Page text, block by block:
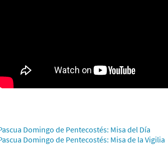
Domingo de Pentecostés: Misa del Día
Domingo de Pentecostés: Misa de la Vigilia